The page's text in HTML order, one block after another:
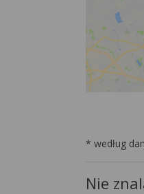
* według
Nie